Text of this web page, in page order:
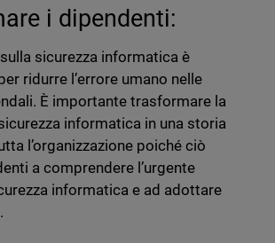
i dipendenti:
sicurezza informatica è
ridurre l’errore umano nelle
È importante trasformare la
informatica in una storia
l’organizzazione poiché ciò
a comprendere l’urgente
informatica e ad adottare